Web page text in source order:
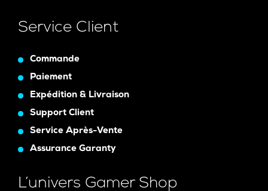
Service Client
Commande
Paiement
Expédition & Livraison
Support Client
Service Après-Vente
Assurance Garanty
L’univers Gamer Shop